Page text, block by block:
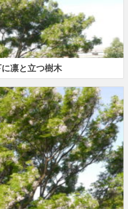
凛と立つ樹木